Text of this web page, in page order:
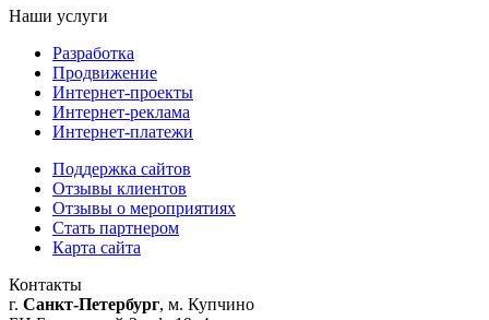
Наши услуги
Разработка
Продвижение
Интернет-проекты
Интернет-реклама
Интернет-платежи
Поддержка сайтов
Отзывы клиентов
Отзывы о мероприятиях
Стать партнером
Карта сайта
Контакты
г. Санкт-Петербург, м. Купчино